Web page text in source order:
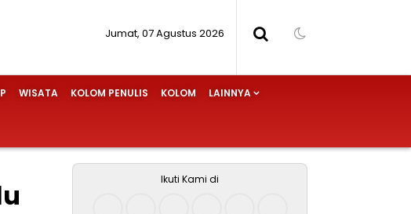
Jumat, 07 Agustus 2026
WISATA KOLOM PENULIS KOLOM LAINNYA
Ikuti Kami di